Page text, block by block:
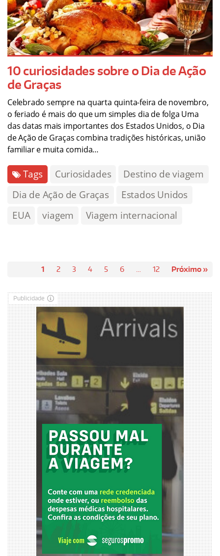
10 curiosidades sobre o Dia de Ação
de Graças
Celebrado sempre na quarta quinta-feira de novembro,
o feriado é mais do que um simples dia de folga Uma
das datas mais importantes dos Estados Unidos, o Dia
de Ação de Graças combina tradições históricas, união
familiar e muita comida…
Tags Curiosidades
Destino de viagem
Dia de Ação de Graças
Estados Unidos
EUA
viagem Viagem internacional
1 2 3 4 5 6 … 12 Próximo »
Publicidade